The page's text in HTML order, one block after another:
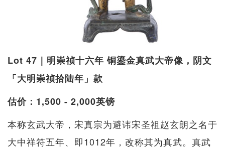
Lot 47｜明崇祯十六年 铜鎏金真武大帝像，阴文
「大明崇祯拾陆年」款
估价：1,500 - 2,000英镑
本称玄武大帝，宋真宗为避讳宋圣祖赵玄朗之名于
大中祥符五年、即1012年，改称其为真武。真武